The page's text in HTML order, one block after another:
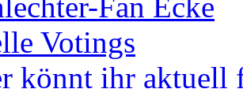
Votings
könnt ihr aktuell